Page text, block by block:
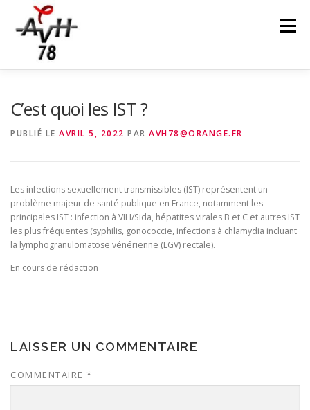
contenu
Menu
C’est quoi les IST ?
PUBLIÉ LE AVRIL 5, 2022 PAR AVH78@ORANGE.FR
Les infections sexuellement transmissibles (IST) représentent un
problème majeur de santé publique en France, notamment les
principales IST : infection à VIH/Sida, hépatites virales B et C et autres IST
les plus fréquentes (syphilis, gonococcie, infections à chlamydia incluant
la lymphogranulomatose vénérienne (LGV) rectale).
En cours de rédaction
LAISSER UN COMMENTAIRE
COMMENTAIRE *